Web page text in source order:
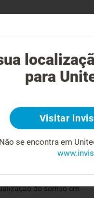
Invisalign?
Dentista desde 1991
Clinica de Opção Medica
oferecemos*
do sorriso em
para
Visitar
Não se encontra em